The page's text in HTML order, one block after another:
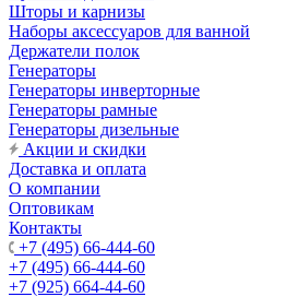
Шторы и карнизы
Наборы аксессуаров для ванной
Держатели полок
Генераторы
Генераторы инверторные
Генераторы рамные
Генераторы дизельные
Акции и скидки
Доставка и оплата
О компании
Оптовикам
Контакты
+7 (495) 66-444-60
+7 (495) 66-444-60
+7 (925) 664-44-60